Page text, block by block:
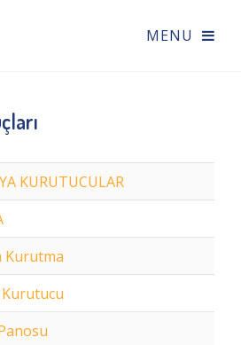
KURUTUCULAR
Kurutma